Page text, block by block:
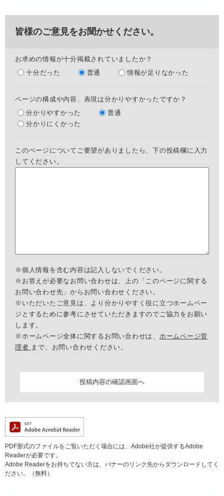
皆様のご意見をお聞かせください。
お求めの情報が十分掲載されていましたか？
十分だった
普通 情報が足りなかった
ページの構成や内容、表現は分かりやすかったですか？
分かりやすかった
普通
分かりにくかった
このページについてご要望がありましたら、下の投稿欄に入力
してください。
※個人情報を含む内容は記入しないでください。
※お答えが必要なお問い合わせは、上の「このページに関する
お問い合わせ先」からお問い合わせください。
※いただいたご意見は、より分かりやすく役に立つホームペー
ジとするために参考にさせていただきますのでご協力をお願い
します。
※ホームページ全体に関するお問い合わせは、 ホームページ管
理者 まで、お問い合わせください。
PDF形式のファイルをご覧いただく場合には、Adobe社が提供するAdobe
Readerが必要です。
Adobe Readerをお持ちでない方は、バナーのリンク先からダウンロードしてく
ださい。（無料）